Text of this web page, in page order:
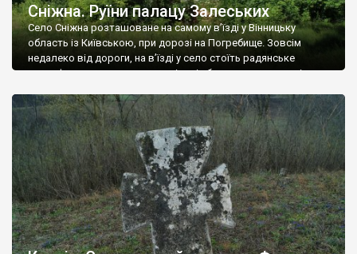
Сніжна. Руїни палацу Залеських
Село Сніжна розташоване на самому в’їзді у Вінницьку
область із Київською, при дорозі на Погребище. Зовсім
недалеко від дороги, на в’їзді у село стоїть радянське
рельєфне пано, яке показує жінку і яблуню, а трохи далі, десь
не видно, але видно дві стареньких колії у траві – […]